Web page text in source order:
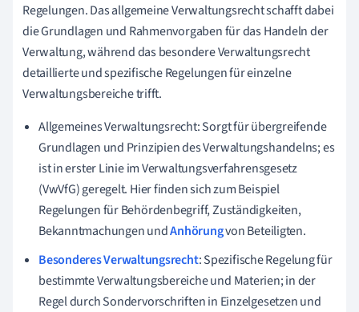
Regelungen. Das allgemeine Verwaltungsrecht schafft dabei
die Grundlagen und Rahmenvorgaben für das Handeln der
Verwaltung, während das besondere Verwaltungsrecht
detaillierte und spezifische Regelungen für einzelne
Verwaltungsbereiche trifft.
Allgemeines Verwaltungsrecht: Sorgt für übergreifende
Grundlagen und Prinzipien des Verwaltungshandelns; es
ist in erster Linie im Verwaltungsverfahrensgesetz
(VwVfG) geregelt. Hier finden sich zum Beispiel
Regelungen für Behördenbegriff, Zuständigkeiten,
Bekanntmachungen undAnhörungvon Beteiligten.
Besonderes Verwaltungsrecht: Spezifische Regelung für
bestimmte Verwaltungsbereiche und Materien; in der
Regel durch Sondervorschriften in Einzelgesetzen und